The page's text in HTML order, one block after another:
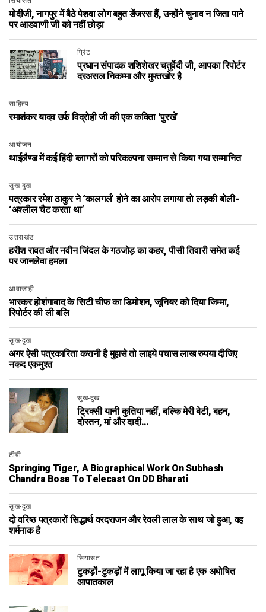
मोदीजी, नागपुर में बैठे पेशवा लोग बहुत डेंजरस हैं, उन्होंने चुनाव न जिता पाने
पर आडवाणी जी को नहीं छोड़ा
प्रिंट
प्रधान संपादक शशिशेखर चतुर्वेदी जी, आपका रिपोर्टर
दरअसल निकम्मा और मुफ्तखोर है
साहित्य
रमाशंकर यादव उर्फ विद्रोही जी की एक कविता ‘पुरखे’
आयोजन
थाईलैण्ड में कई हिंदी ब्लागरों को परिकल्पना सम्मान से किया गया सम्मानित
सुख-दुख
पत्रकार रमेश ठाकुर ने ‘कालगर्ल’ होने का आरोप लगाया तो लड़की बोली-
‘अश्लील चैट करता था’
उत्तराखंड
हरीश रावत और नवीन जिंदल के गठजोड़ का कहर, पीसी तिवारी समेत कई
पर जानलेवा हमला
आवाजाही
भास्कर होशंगाबाद के सिटी चीफ का डिमोशन, जूनियर को दिया जिम्मा,
रिपोर्टर की ली बलि
सुख-दुख
अगर ऐसी पत्रकारिता करानी है मुझसे तो लाइये पचास लाख रुपया दीजिए
नकद एकमुश्‍त
सुख-दुख
ट्रिक्सी यानी कुतिया नहीं, बल्कि मेरी बेटी, बहन,
दोस्तन, मां और दादी…
टीवी
Springing Tiger, A Biographical Work On Subhash
Chandra Bose To Telecast On DD Bharati
सुख-दुख
दो वरिष्ठ पत्रकारों सिद्धार्थ वरदराजन और रेवली लाल के साथ जो हुआ, वह
शर्मनाक है
सियासत
टुकड़ों-टुकड़ों में लागू किया जा रहा है एक अघोषित
आपातकाल